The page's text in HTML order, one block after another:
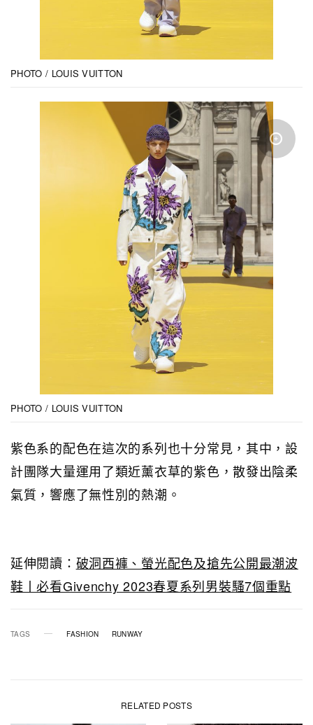
PHOTO / LOUIS VUITTON
PHOTO / LOUIS VUITTON
紫色系的配色在這次的系列也十分常見，其中，設
計團隊大量運用了類近薰衣草的紫色，散發出陰柔
氣質，響應了無性別的熱潮。
延伸閱讀： 破洞西褲、螢光配色及搶先公開最潮波
鞋丨必看Givenchy 2023春夏系列男裝騷7個重點
TAGS FASHION RUNWAY
RELATED POSTS